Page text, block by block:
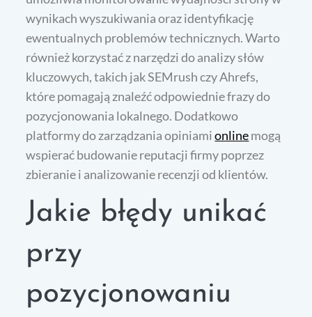
wynikach wyszukiwania oraz identyfikację
ewentualnych problemów technicznych. Warto
również korzystać z narzędzi do analizy słów
kluczowych, takich jak SEMrush czy Ahrefs,
które pomagają znaleźć odpowiednie frazy do
pozycjonowania lokalnego. Dodatkowo
platformy do zarządzania opiniamionlinemogą
wspierać budowanie reputacji firmy poprzez
zbieranie i analizowanie recenzji od klientów.
Jakie błędy unikać
przy
pozycjonowaniu